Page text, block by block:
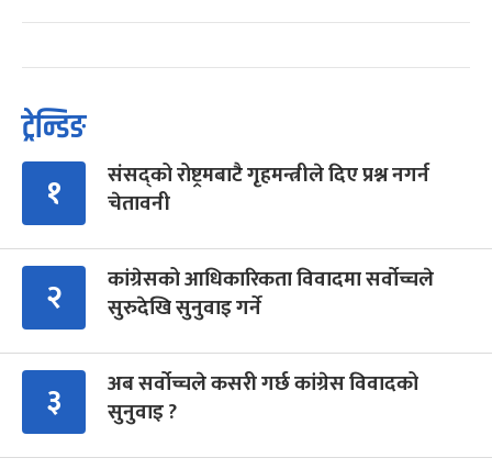
ट्रेन्डिङ
१
संसद्को रोष्ट्रमबाटै गृहमन्त्रीले दिए प्रश्न नगर्न
चेतावनी
२
कांग्रेसको आधिकारिकता विवादमा सर्वोच्चले
सुरुदेखि सुनुवाइ गर्ने
३
अब सर्वोच्चले कसरी गर्छ कांग्रेस विवादको
सुनुवाइ ?